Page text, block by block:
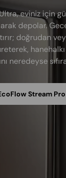
eviniz için
depolar.
doğrudan
neredeyse
Stream Pro